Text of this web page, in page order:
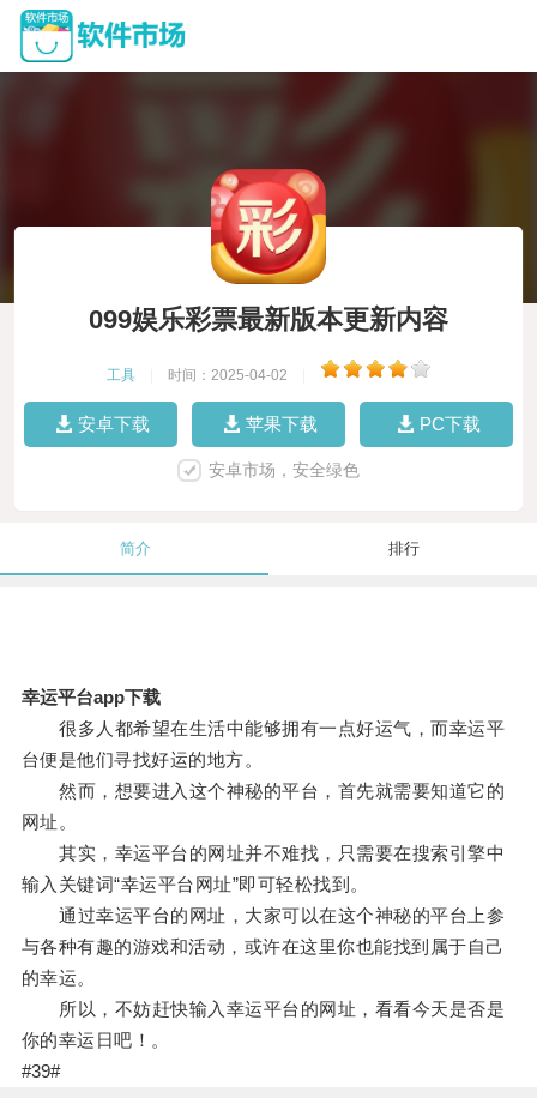
099娱乐彩票最新版本更新内容
工具 时间：2025-04-02
安卓下载 苹果下载 PC下载
安卓市场，安全绿色
简介 排行
幸运平台app下载
很多人都希望在生活中能够拥有一点好运气，而幸运平
台便是他们寻找好运的地方。
然而，想要进入这个神秘的平台，首先就需要知道它的
网址。
其实，幸运平台的网址并不难找，只需要在搜索引擎中
输入关键词“幸运平台网址”即可轻松找到。
通过幸运平台的网址，大家可以在这个神秘的平台上参
与各种有趣的游戏和活动，或许在这里你也能找到属于自己
的幸运。
所以，不妨赶快输入幸运平台的网址，看看今天是否是
你的幸运日吧！。
#39#